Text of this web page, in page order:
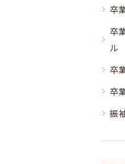
卒
卒
ル
卒
卒
振